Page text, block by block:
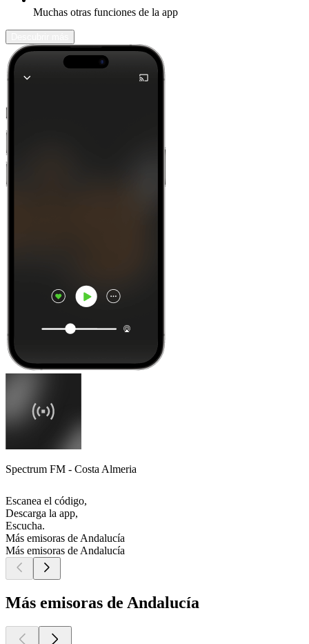
Muchas otras funciones de la app
Spectrum FM - Costa Almeria
Escanea el código,
Descarga la app,
Escucha.
Más emisoras de Andalucía
Más emisoras de Andalucía
Más emisoras de Andalucía